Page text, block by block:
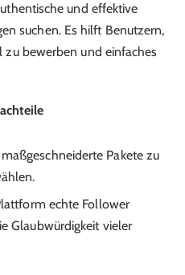
und effektive
suchen. Es hilft Benutzern,
bewerben und einfaches
Pakete zu
echte Follower
Glaubwürdigkeit vieler